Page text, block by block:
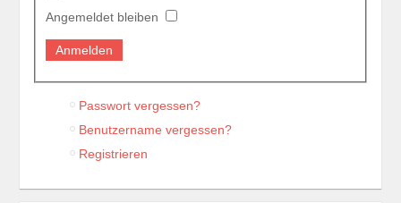
Angemeldet bleiben
Passwort vergessen?
Benutzername vergessen?
Registrieren